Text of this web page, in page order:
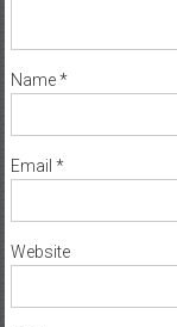
Name*
Email *
Website